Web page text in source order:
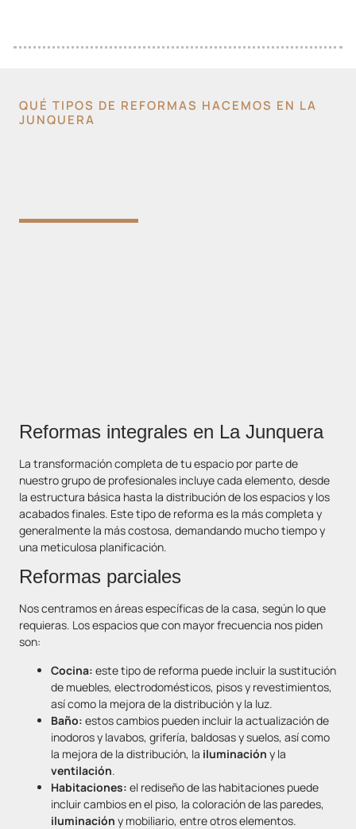
QUÉ TIPOS DE REFORMAS HACEMOS EN LA
JUNQUERA
Reformas integrales en La Junquera
La transformación completa de tu espacio por parte de
nuestro grupo de profesionales incluye cada elemento, desde
la estructura básica hasta la distribución de los espacios y los
acabados finales. Este tipo de reforma es la más completa y
generalmente la más costosa, demandando mucho tiempo y
una meticulosa planificación.
Reformas parciales
Nos centramos en áreas específicas de la casa, según lo que
requieras. Los espacios que con mayor frecuencia nos piden
son:
Cocina: este tipo de reforma puede incluir la sustitución
de muebles, electrodomésticos, pisos y revestimientos,
así como la mejora de la distribución y la luz.
Baño: estos cambios pueden incluir la actualización de
inodoros y lavabos, grifería, baldosas y suelos, así como
la mejora de la distribución, la iluminación y la
ventilación.
Habitaciones: el rediseño de las habitaciones puede
incluir cambios en el piso, la coloración de las paredes,
iluminación y mobiliario, entre otros elementos.